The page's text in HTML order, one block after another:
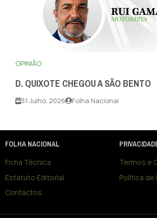
OPINIÃO
D. QUIXOTE CHEGOU A SÃO BENTO
31 Julho, 2026 Folha Nacional
FOLHA NACIONAL
Ficha Técnica
Estatuto Editorial
Contactos
Termos e
Política de